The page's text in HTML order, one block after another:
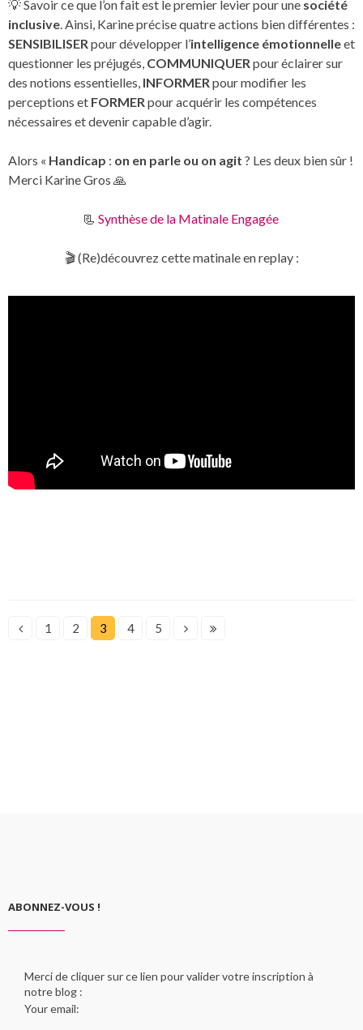
💡 Savoir ce que l’on fait est le premier levier pour une société
inclusive . Ainsi, Karine précise quatre actions bien différentes :
SENSIBILISER pour développer l’intelligence émotionnelleet
questionner les préjugés, COMMUNIQUER pour éclairer sur
des notions essentielles, INFORMER pour modifier les
perceptions et FORMER pour acquérir les compétences
nécessaires et devenir capable d’agir.
Alors « Handicap : on en parle ou on agit ? Les deux bien sûr !
Merci Karine Gros 🙏
📃 Synthèse de la Matinale Engagée
🎬 (Re)découvrez cette matinale en replay :
1 2 3 4 5
ABONNEZ-VOUS !
Merci de cliquer sur ce lien pour valider votre inscription à
notre blog :
Your email: